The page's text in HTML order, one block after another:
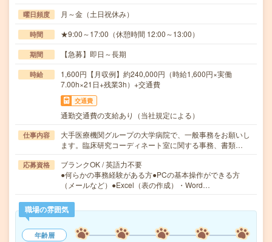
曜日頻度 月～金（土日祝休み）
時間 ★9:00～17:00（休憩時間 12:00～13:00）
期間 【急募】即日～長期
時給
1,600円【月収例】約240,000円（時給1,600円×実働
7.00h×21日+残業3h）+交通費
交通費
通勤交通費の支給あり（当社規定による）
仕事内容
大手医療機関グループの大学病院で、一般事務をお願いし
ます。臨床研究コーディネート室に関する事務、書類…
応募資格
ブランクOK / 英語力不要
●何らかの事務経験がある方●PCの基本操作ができる方
（メールなど）●Excel（表の作成）・Word…
職場の雰囲気
年齢層